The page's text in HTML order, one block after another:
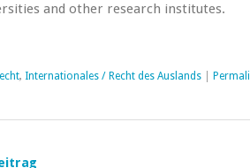
and other research institutes.
, Internationales / Recht des Auslands